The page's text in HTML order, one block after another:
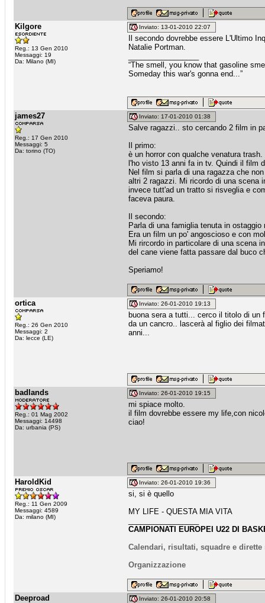
Kilgore
Reg.: 13 Gen 2010
Messaggi: 19
Da: Milano (MI)
Inviato: 13-01-2010 22:07
Il secondo dovrebbe essere L'Ultimo
Natalie Portman.
“The smell, you know that gasoline
Someday this war's gonna end...”
james27
Reg.: 17 Gen 2010
Messaggi: 5
Da: torino (TO)
Inviato: 17-01-2010 01:38
Salve ragazzi.. sto cercando 2 film in
Il primo:
è un horror con qualche venatura trash.
l'ho visto 13 anni fa in tv. Quindi il film
Nel film si parla di una ragazza che
altri 2 ragazzi. Mi ricordo di una scena
invece tutt'ad un tratto si risveglia e
faceva paura.
Il secondo:
Parla di una famiglia tenuta in
Era un film un po' angoscioso e con
Mi rircordo in particolare di una scena
del cane viene fatta passare dal buco
Speriamo!
ortica
Reg.: 26 Gen 2010
Messaggi: 2
Da: lecce (LE)
Inviato: 26-01-2010 19:13
buona sera a tutti... cerco il titolo di
da un cancro.. lascerà al figlio dei
anni...
badlands
Reg.: 01 Mag 2002
Messaggi: 14498
Da: urbania (PS)
Inviato: 26-01-2010 19:15
mi spiace molto.
il film dovrebbe essere my life,con
ciao!
HaroldKid
Reg.: 11 Gen 2009
Messaggi: 4589
Da: milano (MI)
Inviato: 26-01-2010 19:36
si, si è quello
MY LIFE - QUESTA MIA VITA
CAMPIONATI EUROPEI U22 DI
Calendari, risultati, squadre e dirette
Organizzazione
Deeproad Inviato: 26-01-2010 20:58